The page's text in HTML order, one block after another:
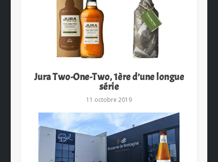
Jura Two-One-Two, 1ère d’une longue
série
11 octobre 2019